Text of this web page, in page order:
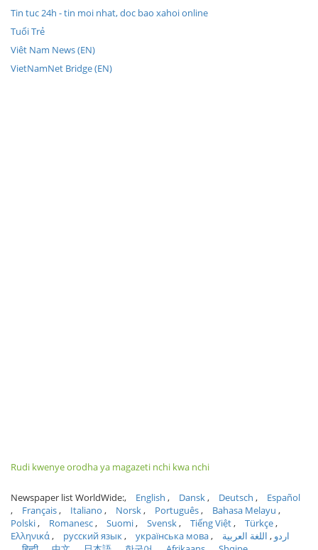
Tin tuc 24h - tin moi nhat, doc bao xahoi online
Tuổi Trẻ
Viêt Nam News (EN)
VietNamNet Bridge (EN)
Rudi kwenye orodha ya magazeti nchi kwa nchi
Newspaper list WorldWide: English Dansk Deutsch
Español
Français
Italiano Norsk Português
Bahasa Melayu
Polski
Romanesc Suomi Svensk Tiếng Việt
Türkçe
Ελληνικά
русский язык українська мова اردو
اللغة العربية